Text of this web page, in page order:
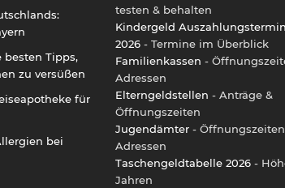
besten Tipps,
zu versüßen
für
bei
testen & behalten
Kindergeld
2026 - Termine im Überblick
Familienkassen -
Adressen
Elterngeldstellen - Anträge &
Öffnungszeiten
Jugendämter -
Adressen
Taschengeldtabelle 2026 -
Jahren